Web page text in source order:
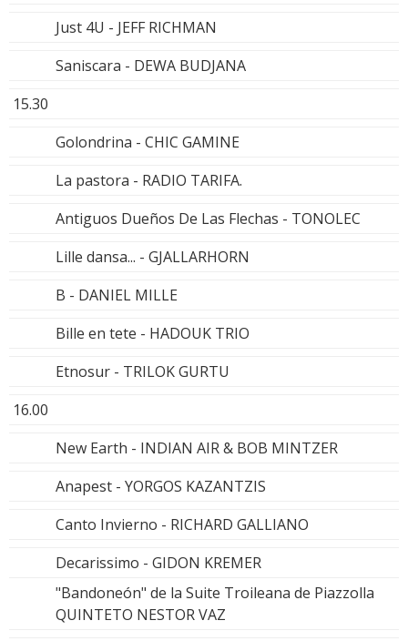
Just 4U - JEFF RICHMAN
Saniscara - DEWA BUDJANA
15.30
Golondrina - CHIC GAMINE
La pastora - RADIO TARIFA.
Antiguos Dueños De Las Flechas - TONOLEC
Lille dansa... - GJALLARHORN
B - DANIEL MILLE
Bille en tete - HADOUK TRIO
Etnosur - TRILOK GURTU
16.00
New Earth - INDIAN AIR & BOB MINTZER
Anapest - YORGOS KAZANTZIS
Canto Invierno - RICHARD GALLIANO
Decarissimo - GIDON KREMER
"Bandoneón" de la Suite Troileana de Piazzolla
QUINTETO NESTOR VAZ